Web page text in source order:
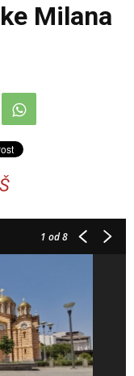
Milana
1 od 8